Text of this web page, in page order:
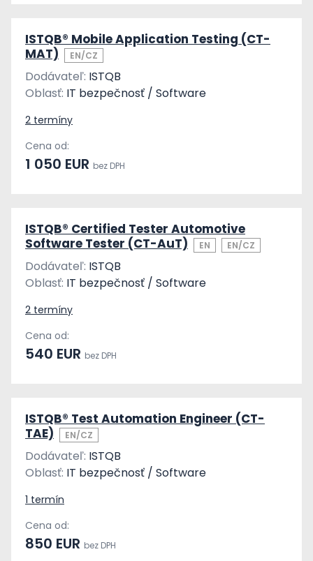
ISTQB® Mobile Application Testing (CT-
MAT)
EN/CZ
Dodávateľ: ISTQB
Oblasť: IT bezpečnosť / Software
2 termíny
Cena od:
1 050 EUR bez DPH
ISTQB® Certified Tester Automotive
Software Tester (CT-AuT)
EN EN/CZ
Dodávateľ: ISTQB
Oblasť: IT bezpečnosť / Software
2 termíny
Cena od:
540 EUR bez DPH
ISTQB® Test Automation Engineer (CT-
TAE)
EN/CZ
Dodávateľ: ISTQB
Oblasť: IT bezpečnosť / Software
1 termín
Cena od:
850 EUR bez DPH